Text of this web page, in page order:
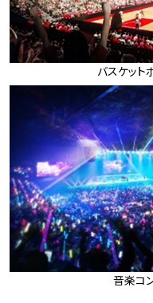
バスケッ
音楽コ